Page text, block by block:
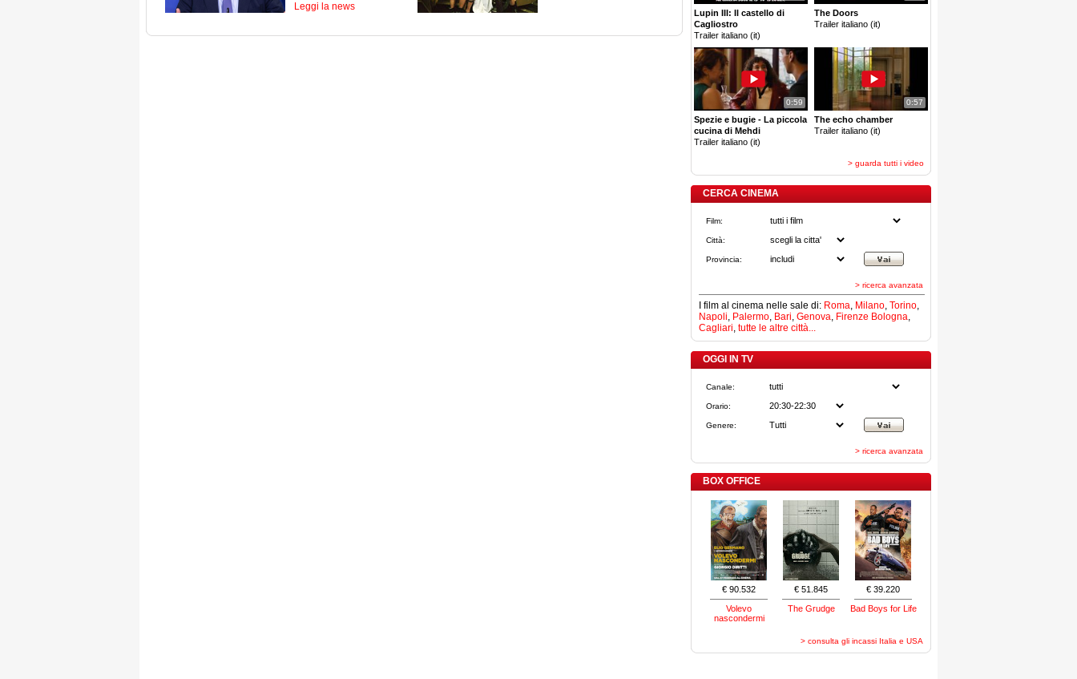
Leggi la news
Lupin III: Il castello di
Cagliostro
Trailer italiano (it)
The Doors
Trailer italiano (it)
0:59
Spezie e bugie - La piccola
cucina di Mehdi
Trailer italiano (it)
0:57
The echo chamber
Trailer italiano (it)
> guarda tutti i video
CERCA CINEMA
Film:
Città:
Provincia:
> ricerca avanzata
I film al cinema nelle sale di: Roma, Milano, Torino,
Napoli, Palermo, Bari, Genova, Firenze Bologna,
Cagliari, tutte le altre città...
OGGI IN TV
Canale:
Orario:
Genere:
> ricerca avanzata
BOX OFFICE
€ 90.532
Volevo
nascondermi
€ 51.845
The Grudge
€ 39.220
Bad Boys for Life
> consulta gli incassi Italia e USA